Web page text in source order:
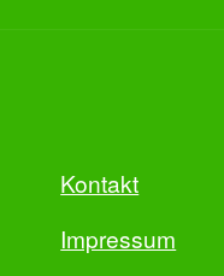
Kontakt
Impressum